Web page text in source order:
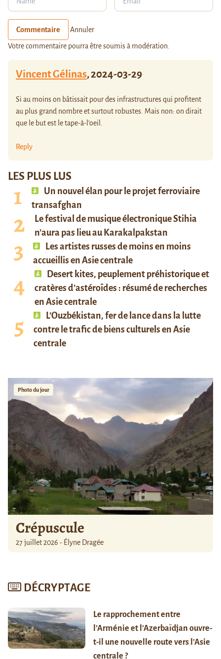
LES PLUS LUS
Un nouvel élan pour le projet ferroviaire
transafghan
Le festival de musique électronique Stihia
n’aura pas lieu au Karakalpakstan
Les artistes russes de moins en moins
accueillis en Asie centrale
Desert kites, peuplement préhistorique et
cratères d’astéroïdes : résumé de recherches
en Asie centrale
L’Ouzbékistan, fer de lance dans la lutte
contre le trafic de biens culturels en Asie
centrale
Photo du jour
Crépuscule
27 juillet 2026 - Élyne Dragée
DÉCRYPTAGE
Le rapprochement entre
l’Arménie et l’Azerbaïdjan ouvre-
t-il une nouvelle route vers l’Asie
centrale ?
Commentaire Annuler
Votre commentaire pourra être soumis à modération.
Vincent Gélinas,2024-03-29
Si au moins on bâtissait pour des infrastructures qui profitent
au plus grand nombre et surtout robustes. Mais non: on dirait
que le but est le tape-à-l’oeil.
Reply